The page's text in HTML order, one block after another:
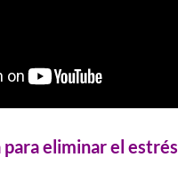
eliminar el estrés